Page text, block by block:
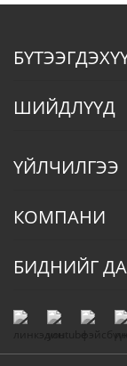
ШИЙДЛҮҮД
ҮЙЛЧИЛГЭЭ
КОМПАНИ
БИДНИЙГ